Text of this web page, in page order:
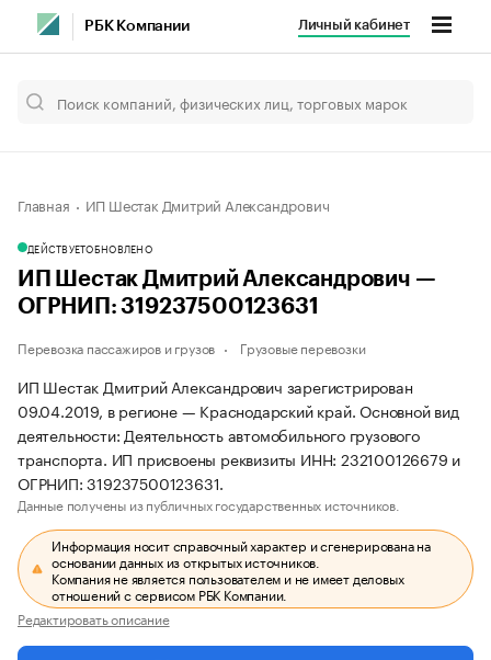
РБК Компании Личный кабинет
Главная ИП Шестак Дмитрий Александрович
ДЕЙСТВУЕТОБНОВЛЕНО
ИП Шестак Дмитрий Александрович —
ОГРНИП: 319237500123631
Перевозка пассажиров и грузов Грузовые перевозки
ИП Шестак Дмитрий Александрович зарегистрирован
09.04.2019, в регионе — Краснодарский край. Основной вид
деятельности: Деятельность автомобильного грузового
транспорта. ИП присвоены реквизиты ИНН: 232100126679 и
ОГРНИП: 319237500123631.
Данные получены из публичных государственных источников.
Информация носит справочный характер и сгенерирована на
основании данных из открытых источников.
Компания не является пользователем и не имеет деловых
отношений с сервисом РБК Компании.
Редактировать описание